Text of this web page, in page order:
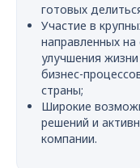
готовых
Участие в
направленных
улучшения
бизнес-
страны;
Широкие
решений и
компании.